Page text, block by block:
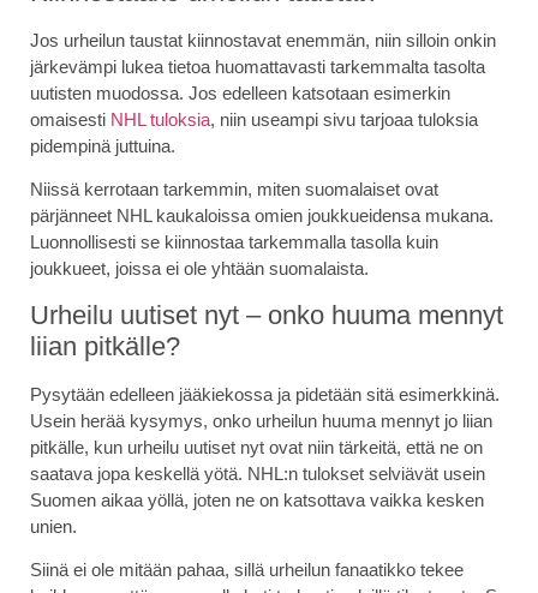
Jos urheilun taustat kiinnostavat enemmän, niin silloin onkin
järkevämpi lukea tietoa huomattavasti tarkemmalta tasolta
uutisten muodossa. Jos edelleen katsotaan esimerkin
omaisesti NHL tuloksia, niin useampi sivu tarjoaa tuloksia
pidempinä juttuina.
Niissä kerrotaan tarkemmin, miten suomalaiset ovat
pärjänneet NHL kaukaloissa omien joukkueidensa mukana.
Luonnollisesti se kiinnostaa tarkemmalla tasolla kuin
joukkueet, joissa ei ole yhtään suomalaista.
Urheilu uutiset nyt – onko huuma mennyt
liian pitkälle?
Pysytään edelleen jääkiekossa ja pidetään sitä esimerkkinä.
Usein herää kysymys, onko urheilun huuma mennyt jo liian
pitkälle, kun urheilu uutiset nyt ovat niin tärkeitä, että ne on
saatava jopa keskellä yötä. NHL:n tulokset selviävät usein
Suomen aikaa yöllä, joten ne on katsottava vaikka kesken
unien.
Siinä ei ole mitään pahaa, sillä urheilun fanaatikko tekee